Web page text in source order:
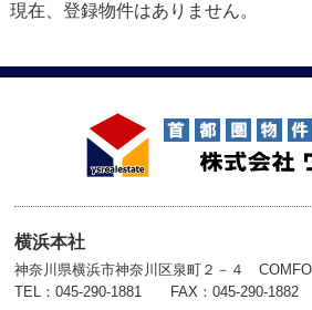
現在、登録物件はありません。
横浜本社
神奈川県横浜市神奈川区泉町２－４
TEL：045-290-1881 FAX：045-290-1882